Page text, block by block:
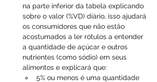
na parte inferior da tabela explicando
sobre o valor (%VD) diário, isso ajudará
os consumidores que não estão
acostumados a ler rótulos a entender
a quantidade de açúcar e outros
nutrientes (como sódio) em seus
alimentos e explicará que:
5% ou menos é uma quantidade